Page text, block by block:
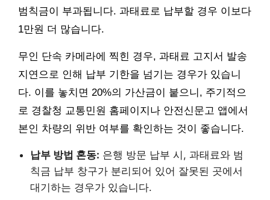
범칙금이 부과됩니다. 과태료로 납부할 경우 이보다
1만원 더 많습니다.
무인 단속 카메라에 찍힌 경우, 과태료 고지서 발송
지연으로 인해 납부 기한을 넘기는 경우가 있습니
다. 이를 놓치면 20%의 가산금이 붙으니, 주기적으
로 경찰청 교통민원 홈페이지나 안전신문고 앱에서
본인 차량의 위반 여부를 확인하는 것이 좋습니다.
납부 방법 혼동: 은행 방문 납부 시, 과태료와 범
칙금 납부 창구가 분리되어 있어 잘못된 곳에서
대기하는 경우가 있습니다.